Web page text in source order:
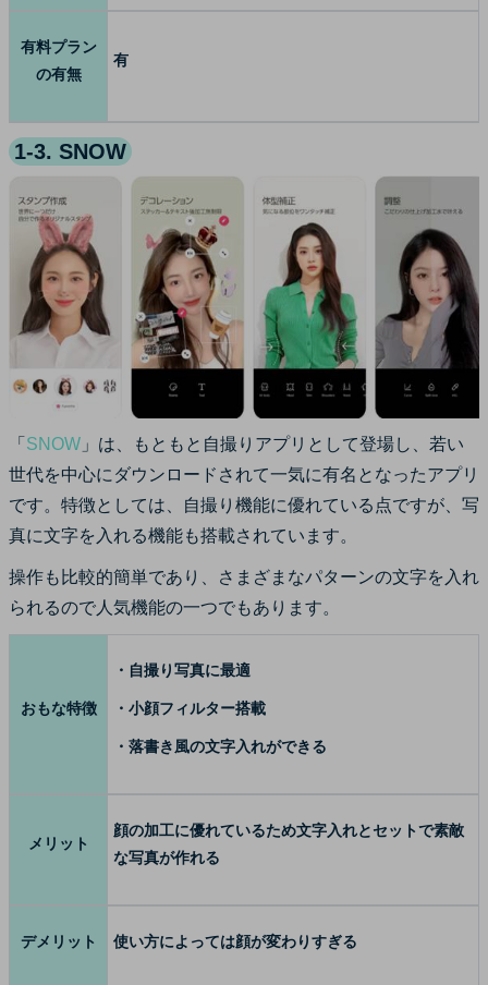
有料プラン
の有無
有
1-3. SNOW
「 SNOW 」は、もともと自撮りアプリとして登場し、若い
世代を中心にダウンロードされて一気に有名となったアプリ
です。特徴としては、自撮り機能に優れている点ですが、写
真に文字を入れる機能も搭載されています。
操作も比較的簡単であり、さまざまなパターンの文字を入れ
られるので人気機能の一つでもあります。
おもな特徴
・自撮り写真に最適
・小顔フィルター搭載
・落書き風の文字入れができる
メリット
顔の加工に優れているため文字入れとセットで素敵
な写真が作れる
デメリット 使い方によっては顔が変わりすぎる